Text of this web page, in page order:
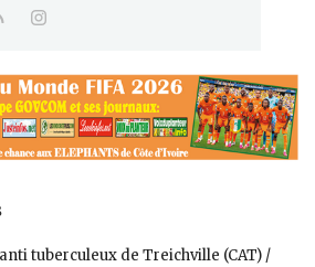
tuberculeux de Treichville (CAT) /